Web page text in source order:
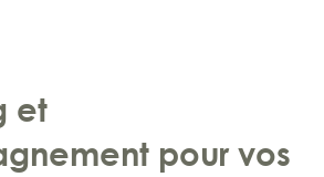
et
pour vos